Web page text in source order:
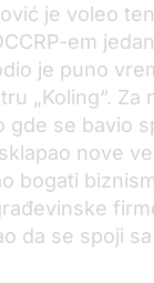
je voleo
em
je puno
„Koling“. Za
gde se bavio
nove
bogati
da se spoji